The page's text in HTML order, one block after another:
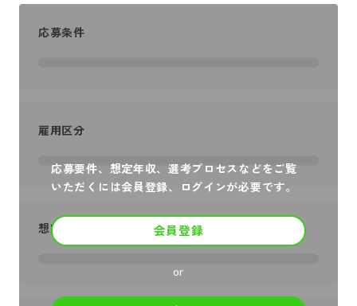
応募要件、想定年収、選考プロセスなどをご覧
いただくには会員登録、ログインが必要です。
会員登録
or
応募条件
雇用区分
想定年収